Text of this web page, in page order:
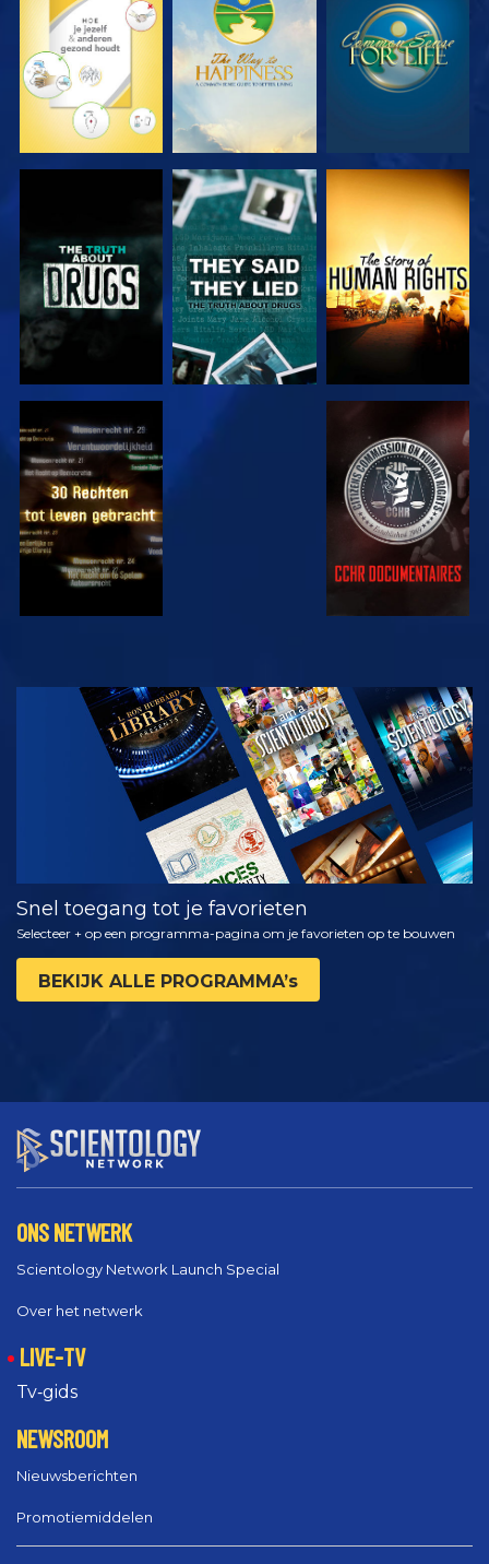
KIJK KIJK
KIJK KIJK
KIJK
VERKEN DE
SERIE
Snel toegang tot je favorieten
Selecteer + op een programma-pagina om je favorieten op te bouwen
BEKIJK ALLE PROGRAMMA’s
ONS NETWERK
Scientology Network Launch Special
Over het netwerk
LIVE-TV
Tv‑gids
NEWSROOM
Nieuwsberichten
Promotiemiddelen